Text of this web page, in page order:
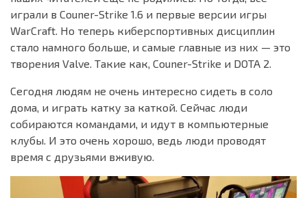
играли в Couner-Strike 1.6 и первые версии игры
WarCraft. Но теперь киберспортивных дисциплин
стало намного больше, и самые главные из них — это
творения Valve. Такие как, Couner-Strike и DOTA 2.
Сегодня людям не очень интересно сидеть в соло
дома, и играть катку за каткой. Сейчас люди
собираются командами, и идут в компьютерные
клубы. И это очень хорошо, ведь люди проводят
время с друзьями вживую.